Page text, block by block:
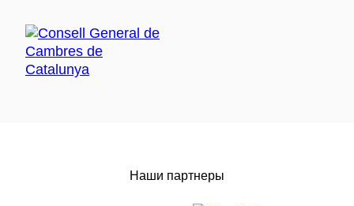
Наши партнеры